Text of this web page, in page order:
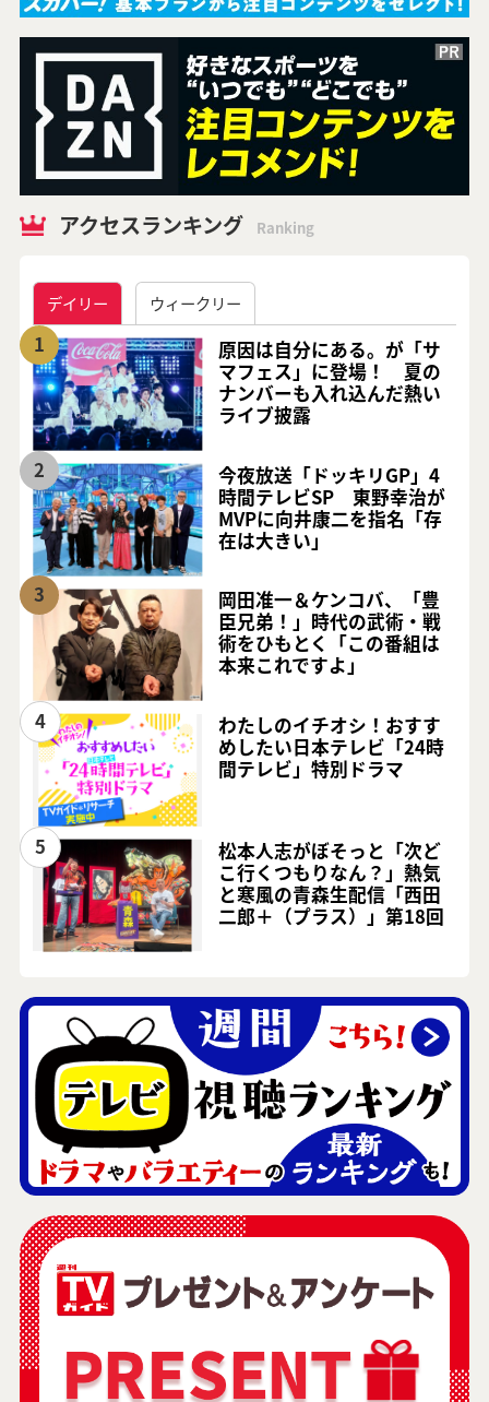
アクセスランキング Ranking
デイリー ウィークリー
1
原因は自分にある。が「サ
マフェス」に登場！ 夏の
ナンバーも入れ込んだ熱い
ライブ披露
2
今夜放送「ドッキリGP」4
時間テレビSP 東野幸治が
MVPに向井康二を指名「存
在は大きい」
3
岡田准一＆ケンコバ、「豊
臣兄弟！」時代の武術・戦
術をひもとく「この番組は
本来これですよ」
4
わたしのイチオシ！おすす
めしたい日本テレビ「24時
間テレビ」特別ドラマ
5
松本人志がぼそっと「次ど
こ行くつもりなん？」熱気
と寒風の青森生配信「西田
二郎＋（プラス）」第18回